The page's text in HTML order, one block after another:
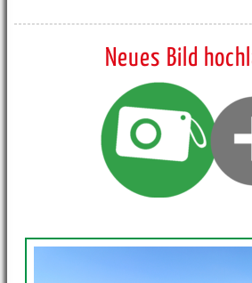
Neues Bild